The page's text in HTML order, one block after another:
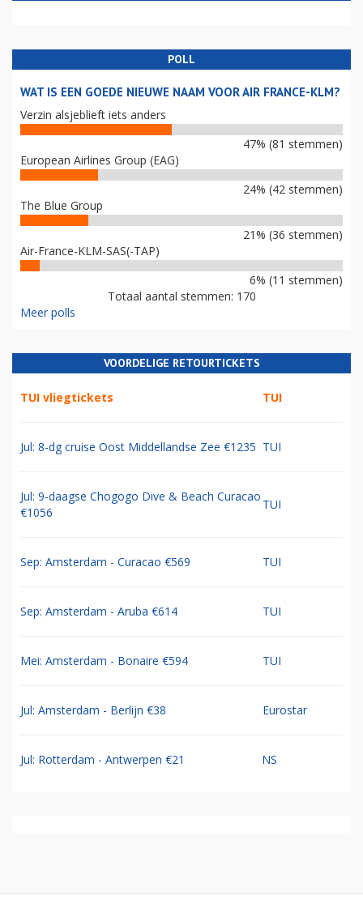
POLL
WAT IS EEN GOEDE NIEUWE NAAM VOOR AIR FRANCE-KLM?
Verzin alsjeblieft iets anders
47% (81 stemmen)
European Airlines Group (EAG)
24% (42 stemmen)
The Blue Group
21% (36 stemmen)
Air-France-KLM-SAS(-TAP)
6% (11 stemmen)
Totaal aantal stemmen: 170
Meer polls
VOORDELIGE RETOURTICKETS
TUI vliegtickets TUI
Jul: 8-dg cruise Oost Middellandse Zee €1235 TUI
Jul: 9-daagse Chogogo Dive & Beach Curacao
€1056
TUI
Sep: Amsterdam - Curacao €569 TUI
Sep: Amsterdam - Aruba €614 TUI
Mei: Amsterdam - Bonaire €594 TUI
Jul: Amsterdam - Berlijn €38 Eurostar
Jul: Rotterdam - Antwerpen €21 NS